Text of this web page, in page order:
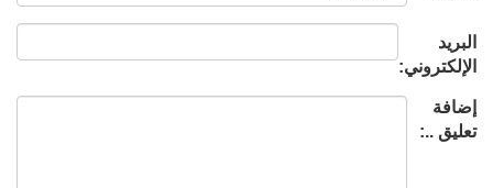
البريد
الإلكتروني:
إضافة
تعليق ..: